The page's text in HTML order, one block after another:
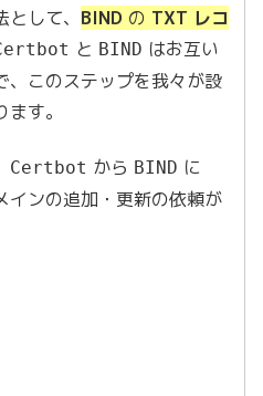
して、 BIND の TXT レコ
と BIND はお互い
、このステップを我々が設
す。
Certbot から BIND に
インの追加・更新の依頼が